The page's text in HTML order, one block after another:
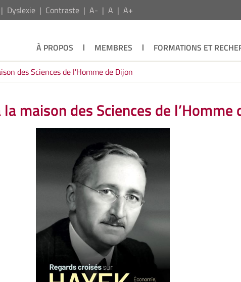
Dyslexie Contraste A- A A+
À PROPOS MEMBRES FORMATIONS ET
des Sciences de l'Homme de Dijon
maison des Sciences de l’Homme